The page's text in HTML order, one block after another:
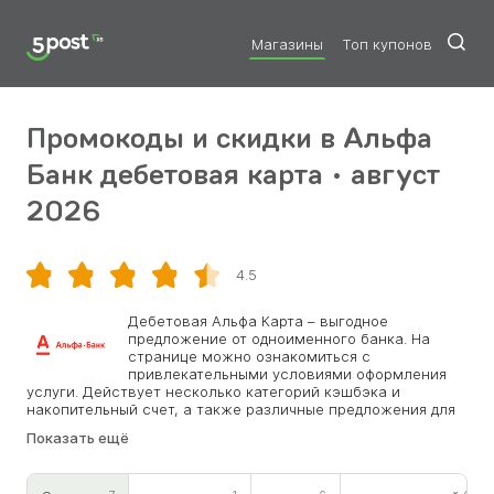
Магазины Топ купонов
Промокоды и скидки в Альфа
Банк дебетовая карта • август
2026
4.5
Дебетовая Альфа Карта – выгодное
предложение от одноименного банка. На
странице можно ознакомиться с
привлекательными условиями оформления
услуги. Действует несколько категорий кэшбэка и
накопительный счет, а также различные предложения для
персональный кабинет, в котором возможно проводить
предложение – переводы в другие банки беспроцентные, а
Показать ещё